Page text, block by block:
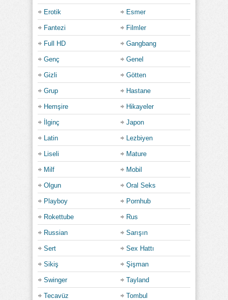
Erotik Esmer
Fantezi Filmler
Full HD Gangbang
Genç Genel
Gizli Götten
Grup Hastane
Hemşire Hikayeler
İlginç Japon
Latin Lezbiyen
Liseli Mature
Milf Mobil
Olgun Oral Seks
Playboy Pornhub
Rokettube Rus
Russian Sarışın
Sert Sex Hattı
Sikiş Şişman
Swinger Tayland
Tecavüz Tombul